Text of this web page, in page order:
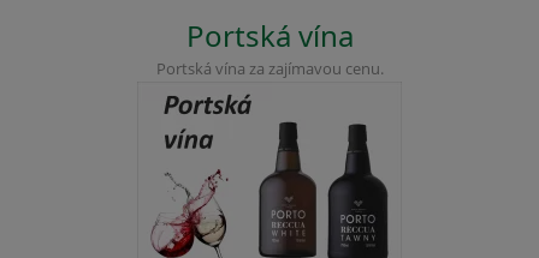
Portská vína
Portská vína za zajímavou cenu.